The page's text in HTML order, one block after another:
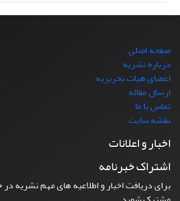
صفحه اصلی
درباره نشریه
اعضای هیات تحریریه
ارسال مقاله
تماس با ما
نقشه سایت
اخبار و اعلانات
اشتراک خبرنامه
برای دریافت اخبار و اطلاعیه های مهم نشریه